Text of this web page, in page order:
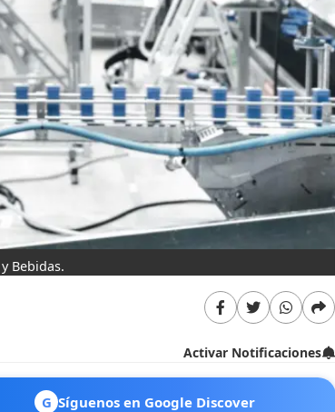
Bebidas.
Activar Notificaciones
G Síguenos en Google Discover